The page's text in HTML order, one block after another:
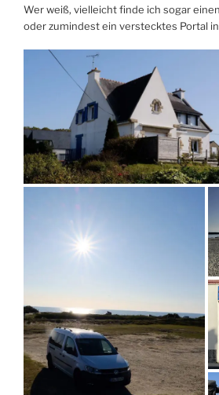
Wer weiß, vielleicht finde ich sogar
oder zumindest ein verstecktes Portal